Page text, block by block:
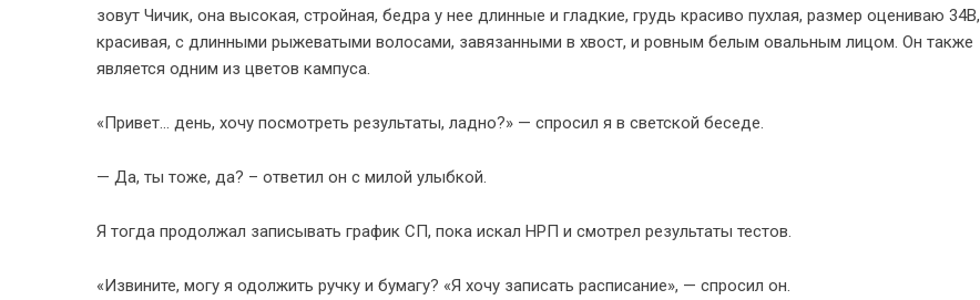
зовут Чичик, она высокая, стройная, бедра у нее длинные и гладкие, грудь красиво пухлая, размер оцениваю 34В,
красивая, с длинными рыжеватыми волосами, завязанными в хвост, и ровным белым овальным лицом. Он также
является одним из цветов кампуса.
«Привет… день, хочу посмотреть результаты, ладно?» — спросил я в светской беседе.
— Да, ты тоже, да? – ответил он с милой улыбкой.
Я тогда продолжал записывать график СП, пока искал НРП и смотрел результаты тестов.
«Извините, могу я одолжить ручку и бумагу? «Я хочу записать расписание», — спросил он.